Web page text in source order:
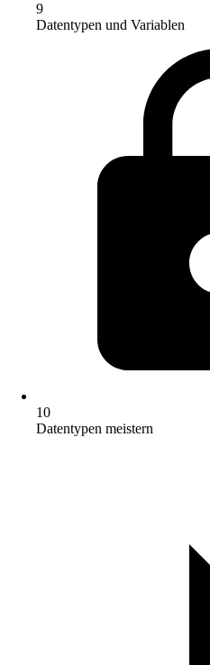
9
Datentypen und Variablen
10
Datentypen meistern